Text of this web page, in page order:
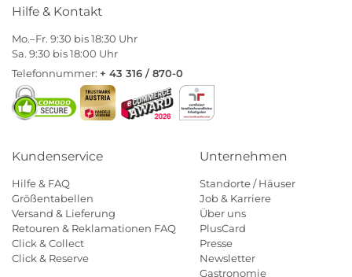
Hilfe & Kontakt
Mo.–Fr. 9:30 bis 18:30 Uhr
Sa. 9:30 bis 18:00 Uhr
Telefonnummer: + 43 316 / 870-0
Kundenservice
Hilfe & FAQ
Größentabellen
Versand & Lieferung
Retouren & Reklamationen FAQ
Click & Collect
Click & Reserve
Unternehmen
Standorte / Häuser
Job & Karriere
Über uns
PlusCard
Presse
Newsletter
Gastronomie